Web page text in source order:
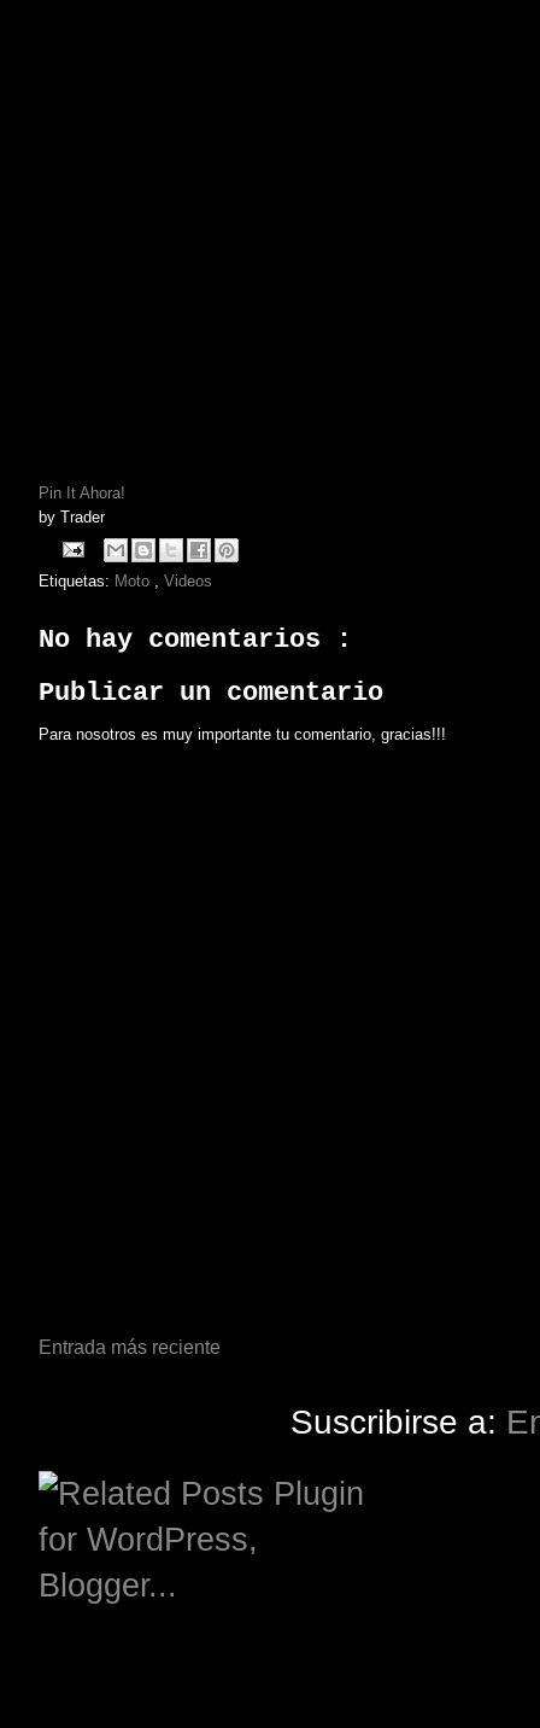
Pin It Ahora!
by Trader
Etiquetas: Moto Videos
No hay comentarios :
Publicar un comentario
Para nosotros es muy importante tu comentario, gracias!!!
Entrada más reciente
Suscribirse a: